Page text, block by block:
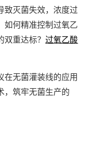
致灭菌失效，浓度过
如何精准控制过氧乙
双重达标？过氧乙酸
无菌灌装线的应用
，筑牢无菌生产的